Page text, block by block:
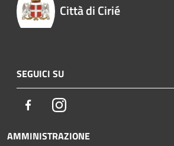
Città di Cirié
SEGUICI SU
FacebookInstagram
AMMINISTRAZIONE